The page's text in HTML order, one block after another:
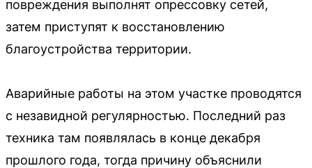
повреждения выполнят опрессовку сетей,
затем приступят к восстановлению
благоустройства территории.
Аварийные работы на этом участке проводятся
с незавидной регулярностью. Последний раз
техника там появлялась в конце декабря
прошлого года, тогда причину объяснили